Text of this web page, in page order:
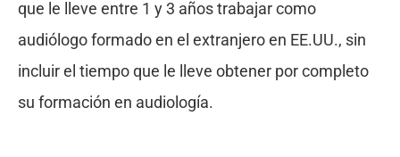
que le lleve entre 1 y 3 años trabajar como
audiólogo formado en el extranjero en EE.UU., sin
incluir el tiempo que le lleve obtener por completo
su formación en audiología.